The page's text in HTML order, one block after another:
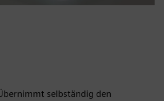
selbständig den